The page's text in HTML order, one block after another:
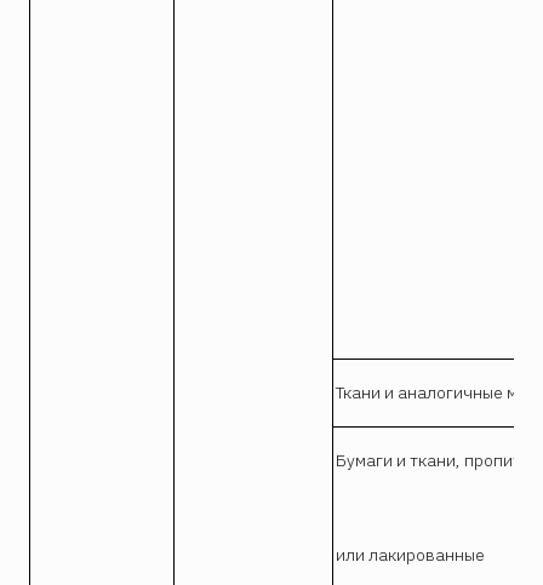
Ткани и аналогичные
Бумаги и ткани,
или лакированные